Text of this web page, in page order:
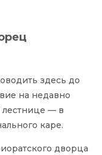
здесь до
на недавно
— в
каре.
дворца